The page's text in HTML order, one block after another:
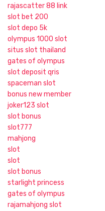
rajascatter 88 link
slot bet 200
slot depo 5k
olympus 1000 slot
situs slot thailand
gates of olympus
slot deposit qris
spaceman slot
bonus new member
joker123 slot
slot bonus
slot777
mahjong
slot
slot
slot bonus
starlight princess
gates of olympus
rajamahjong slot